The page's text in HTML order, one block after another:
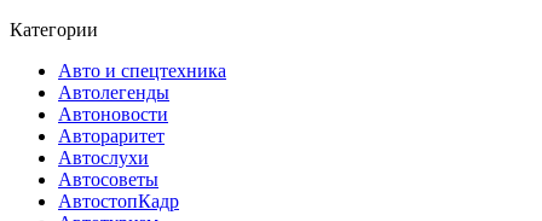
Категории
Авто и спецтехника
Автолегенды
Автоновости
Автораритет
Автослухи
Автосоветы
АвтостопКадр